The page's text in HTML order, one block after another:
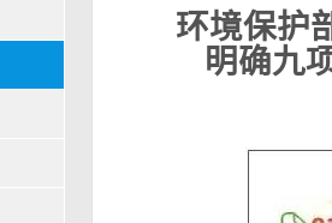
环境保护
明确九